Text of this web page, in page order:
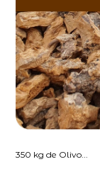
350 kg de Olivo...